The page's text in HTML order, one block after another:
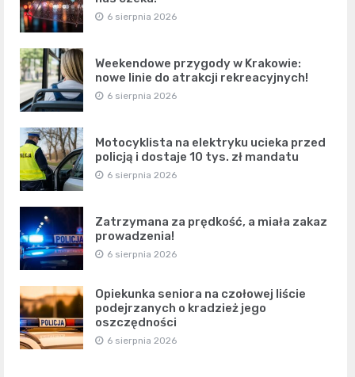
6 sierpnia 2026
Weekendowe przygody w Krakowie:
nowe linie do atrakcji rekreacyjnych!
6 sierpnia 2026
Motocyklista na elektryku ucieka przed
policją i dostaje 10 tys. zł mandatu
6 sierpnia 2026
Zatrzymana za prędkość, a miała zakaz
prowadzenia!
6 sierpnia 2026
Opiekunka seniora na czołowej liście
podejrzanych o kradzież jego
oszczędności
6 sierpnia 2026